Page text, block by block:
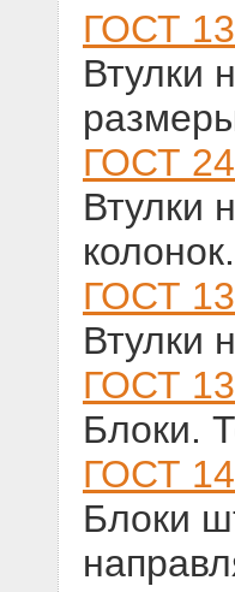
ГОСТ
Втулки
ГОСТ
Втулки
ГОСТ
Втулки
ГОСТ
Блоки.
ГОСТ
Блоки